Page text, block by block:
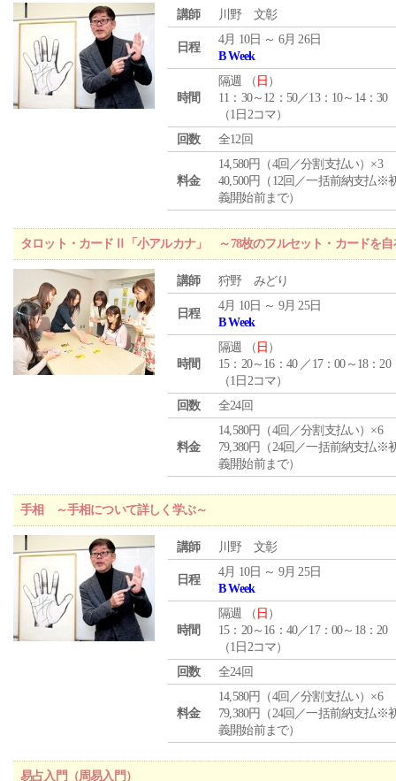
講師 川野 文彰
日程
4月 10日 ～ 6月 26日
B Week
時間
隔週 （ 日 ）
11：30～12：50／13：10～14：30
（1日2コマ）
回数
全12回
料金
14,580円（4回／分割支払い）×3
40,500円（12回／一括前納支払※
義開始前まで）
タロット・カードⅡ「小アルカナ」 ～78枚のフルセット・カードを自
講師 狩野 みどり
日程
4月 10日 ～ 9月 25日
B Week
時間
隔週 （ 日 ）
15：20～16：40 ／17：00～18：20
（1日2コマ）
回数
全24回
料金
14,580円（4回／分割支払い）×6
79,380円（24回／一括前納支払※
義開始前まで）
手相 ～手相について詳しく学ぶ～
講師 川野 文彰
日程
4月 10日 ～ 9月 25日
B Week
時間
隔週 （ 日 ）
15：20～16：40／17：00～18：20
（1日2コマ）
回数
全24回
料金
14,580円（4回／分割支払い）×6
79,380円（24回／一括前納支払※
義開始前まで）
易占入門（周易入門）